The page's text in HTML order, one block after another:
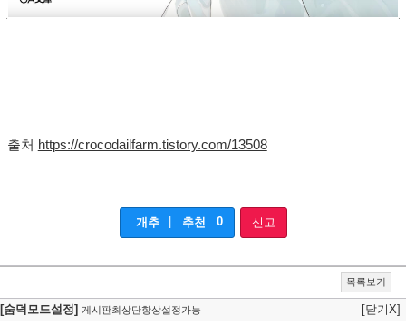
출처 https://crocodailfarm.tistory.com/13508
개추 추천 0 신고
목록보기
[숨덕모드설정] 게시판최상단항상설정가능 [닫기X]